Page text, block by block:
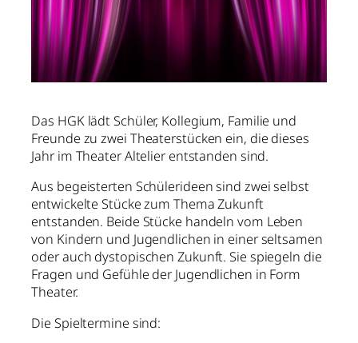
Das HGK lädt Schüler, Kollegium, Familie und
Freunde zu zwei Theaterstücken ein, die dieses
Jahr im Theater Altelier entstanden sind.
Aus begeisterten Schülerideen sind zwei selbst
entwickelte Stücke zum Thema Zukunft
entstanden. Beide Stücke handeln vom Leben
von Kindern und Jugendlichen in einer seltsamen
oder auch dystopischen Zukunft. Sie spiegeln die
Fragen und Gefühle der Jugendlichen in Form
Theater.
Die Spieltermine sind: